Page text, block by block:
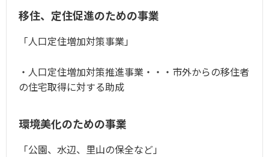
移住、定住促進のための事業
「人口定住増加対策事業」
・人口定住増加対策推進事業・・・市外からの移住者
の住宅取得に対する助成
環境美化のための事業
「公園、水辺、里山の保全など」